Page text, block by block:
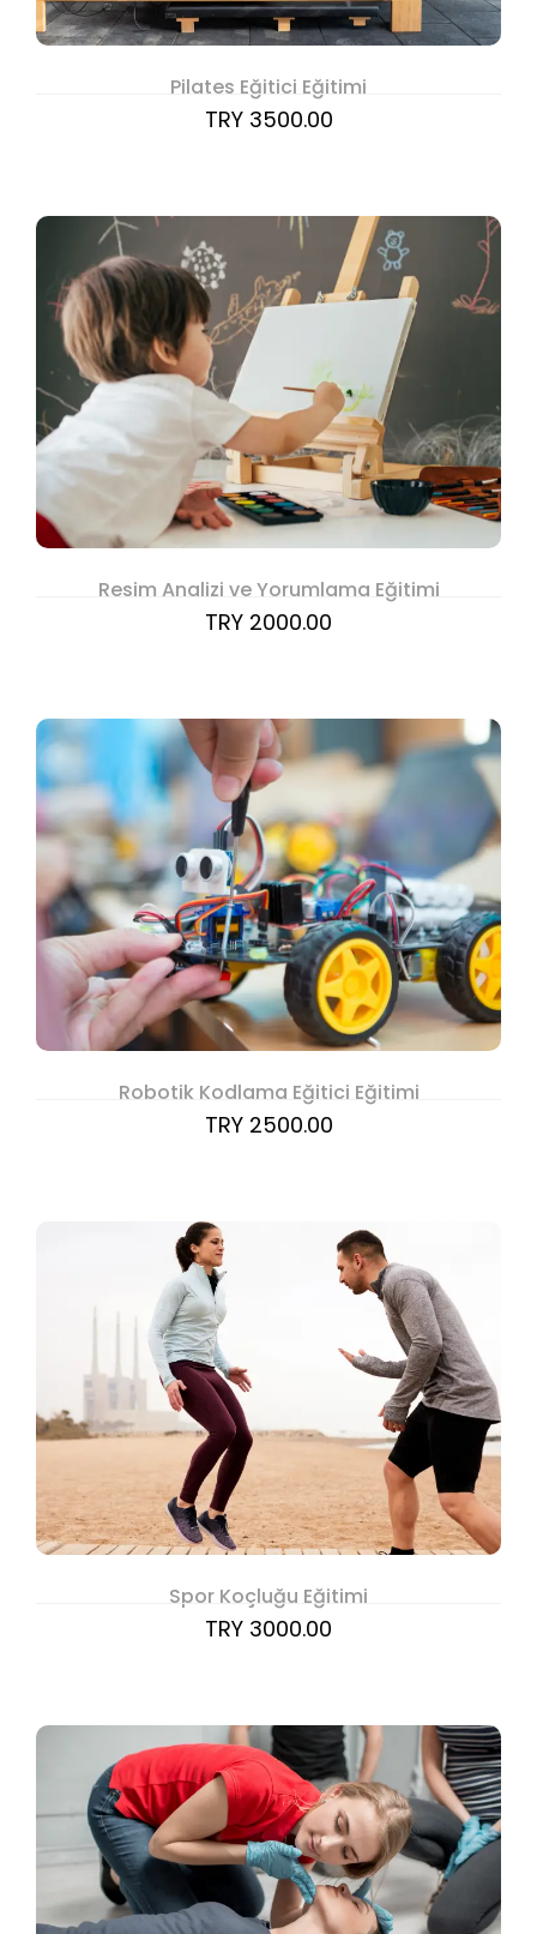
Pilates Eğitici Eğitimi
TRY 3500.00
Resim Analizi ve Yorumlama Eğitimi
TRY 2000.00
Robotik Kodlama Eğitici Eğitimi
TRY 2500.00
Spor Koçluğu Eğitimi
TRY 3000.00